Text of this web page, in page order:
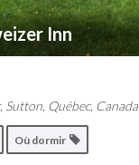
Inn
, Sutton, Québec, Canada
Où dormir